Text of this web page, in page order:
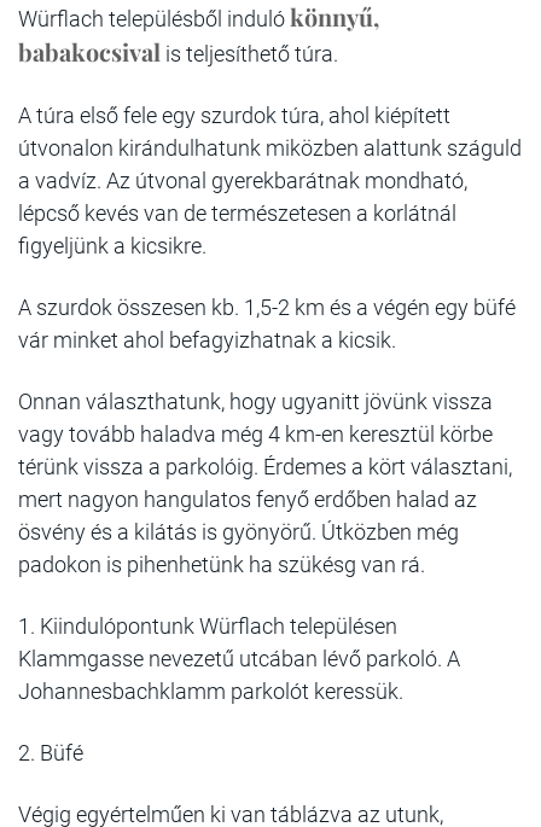
Würflach településből indulókönnyű,
babakocsival is teljesíthető túra.
A túra első fele egy szurdok túra, ahol kiépített
útvonalon kirándulhatunk miközben alattunk száguld
a vadvíz. Az útvonal gyerekbarátnak mondható,
lépcső kevés van de természetesen a korlátnál
figyeljünk a kicsikre.
A szurdok összesen kb. 1,5-2 km és a végén egy büfé
vár minket ahol befagyizhatnak a kicsik.
Onnan választhatunk, hogy ugyanitt jövünk vissza
vagy tovább haladva még 4 km-en keresztül körbe
térünk vissza a parkolóig. Érdemes a kört választani,
mert nagyon hangulatos fenyő erdőben halad az
ösvény és a kilátás is gyönyörű. Útközben még
padokon is pihenhetünk ha szükésg van rá.
1. Kiindulópontunk Würflach településen
Klammgasse nevezetű utcában lévő parkoló. A
Johannesbachklamm parkolót keressük.
2. Büfé
Végig egyértelműen ki van táblázva az utunk,